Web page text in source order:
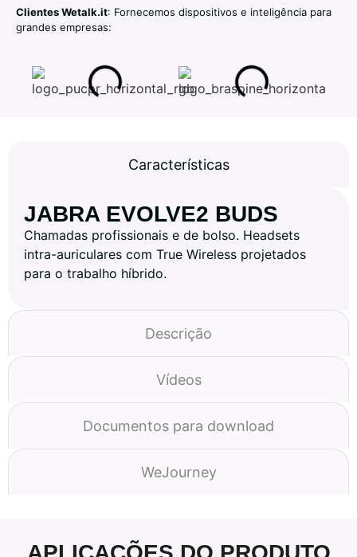
Clientes Wetalk.it: Fornecemos dispositivos e inteligência para
grandes empresas:
Características
Descrição
Vídeos
Documentos para download
WeJourney
JABRA EVOLVE2 BUDS
Chamadas profissionais e de bolso. Headsets
intra-auriculares com True Wireless projetados
para o trabalho híbrido.